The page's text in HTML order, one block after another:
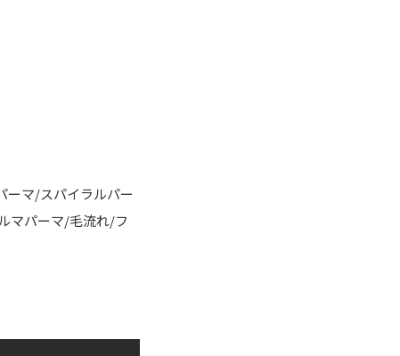
マ/スパイラルパー
マパーマ/毛流れ/フ